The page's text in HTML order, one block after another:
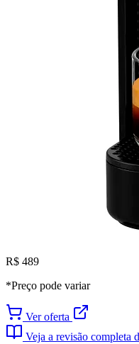
R$ 489
*Preço pode variar
Ver oferta
Veja a revisão completa